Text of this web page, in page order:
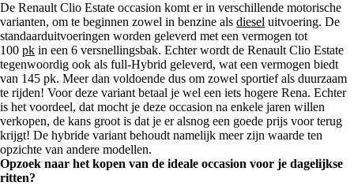
De Renault Clio Estate occasion komt er in verschillende motorische
varianten, om te beginnen zowel in benzine als diesel uitvoering. De
standaarduitvoeringen worden geleverd met een vermogen tot
100 pk in een 6 versnellingsbak. Echter wordt de Renault Clio Estate
tegenwoordig ook als full-Hybrid geleverd, wat een vermogen biedt
van 145 pk. Meer dan voldoende dus om zowel sportief als duurzaam
te rijden! Voor deze variant betaal je wel een iets hogere Rena. Echter
is het voordeel, dat mocht je deze occasion na enkele jaren willen
verkopen, de kans groot is dat je er alsnog een goede prijs voor terug
krijgt! De hybride variant behoudt namelijk meer zijn waarde ten
opzichte van andere modellen.
Opzoek naar het kopen van de ideale occasion voor je dagelijkse
ritten?